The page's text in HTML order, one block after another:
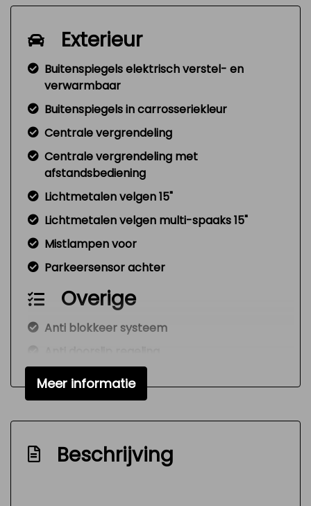
Exterieur
Buitenspiegels elektrisch verstel- en
verwarmbaar
Buitenspiegels in carrosseriekleur
Centrale vergrendeling
Centrale vergrendeling met
afstandsbediening
Lichtmetalen velgen 15"
Lichtmetalen velgen multi-spaaks 15"
Mistlampen voor
Parkeersensor achter
Overige
Anti blokkeer systeem
Bestuurdersairbag
Elektronisch stabiliteits programma
Hoofd airbag(s) voor
Passagiersairbag
Unikleur/pastel
Meer informatie
Beschrijving